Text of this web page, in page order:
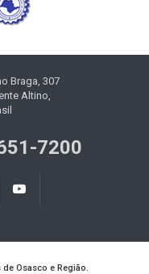
Braga, 307
Altino,
7200
Osasco e Região.